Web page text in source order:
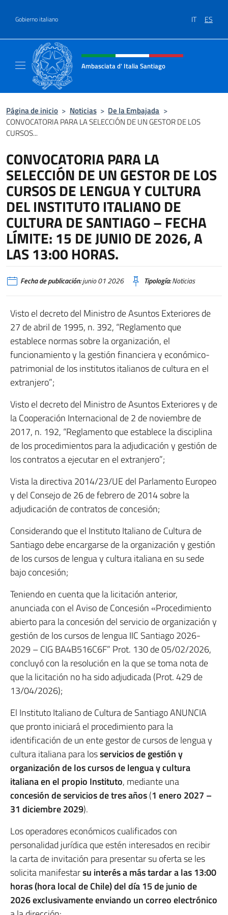
Gobierno italiano IT ES
Encabezado del sitio web,
Ambasciata d' Italia Santiago
Página de inicio > Noticias > De la Embajada >
CONVOCATORIA PARA LA SELECCIÓN DE UN GESTOR DE LOS
CURSOS...
CONVOCATORIA PARA LA
SELECCIÓN DE UN GESTOR DE LOS
CURSOS DE LENGUA Y CULTURA
DEL INSTITUTO ITALIANO DE
CULTURA DE SANTIAGO – FECHA
LÍMITE: 15 DE JUNIO DE 2026, A
LAS 13:00 HORAS.
Fecha de publicación:junio 01 2026 Tipología:Noticias
Visto el decreto del Ministro de Asuntos Exteriores de
27 de abril de 1995, n. 392, “Reglamento que
establece normas sobre la organización, el
funcionamiento y la gestión financiera y económico-
patrimonial de los institutos italianos de cultura en el
extranjero”;
Visto el decreto del Ministro de Asuntos Exteriores y de
la Cooperación Internacional de 2 de noviembre de
2017, n. 192, “Reglamento que establece la disciplina
de los procedimientos para la adjudicación y gestión de
los contratos a ejecutar en el extranjero”;
Vista la directiva 2014/23/UE del Parlamento Europeo
y del Consejo de 26 de febrero de 2014 sobre la
adjudicación de contratos de concesión;
Considerando que el Instituto Italiano de Cultura de
Santiago debe encargarse de la organización y gestión
de los cursos de lengua y cultura italiana en su sede
bajo concesión;
Teniendo en cuenta que la licitación anterior,
anunciada con el Aviso de Concesión «Procedimiento
abierto para la concesión del servicio de organización y
gestión de los cursos de lengua IIC Santiago 2026-
2029 – CIG BA4B516C6F” Prot. 130 de 05/02/2026,
concluyó con la resolución en la que se toma nota de
que la licitación no ha sido adjudicada (Prot. 429 de
13/04/2026);
El Instituto Italiano de Cultura de Santiago ANUNCIA
que pronto iniciará el procedimiento para la
identificación de un ente gestor de cursos de lengua y
cultura italiana para losservicios de gestión y
organización de los cursos de lengua y cultura
italiana en el propio Instituto, mediante una
concesión de servicios de tres años(1 enero 2027 –
31 diciembre 2029).
Los operadores económicos cualificados con
personalidad jurídica que estén interesados en recibir
la carta de invitación para presentar su oferta se les
solicita manifestarsu interés a más tardar a las 13:00
horas (hora local de Chile) del día 15 de junio de
2026 exclusivamente enviando un correo electrónico